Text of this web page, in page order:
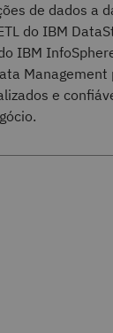
de dados a
do IBM
IBM
Management
e